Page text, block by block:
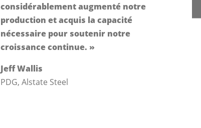
considérablement augmenté notre
production et acquis la capacité
nécessaire pour soutenir notre
croissance continue. »
Jeff Wallis
PDG, Alstate Steel